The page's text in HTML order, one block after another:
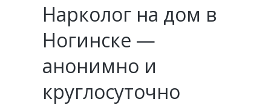
Нарколог на дом в
Ногинске —
анонимно и
круглосуточно